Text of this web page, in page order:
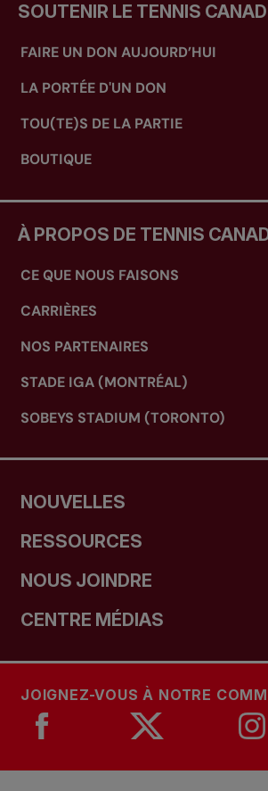
SOUTENIR LE TENNIS
FAIRE UN DON AUJOURD’HUI
LA PORTÉE D'UN DON
TOU(TE)S DE LA PARTIE
BOUTIQUE
À PROPOS DE TENNIS
CE QUE NOUS FAISONS
CARRIÈRES
NOS PARTENAIRES
STADE IGA (MONTRÉAL)
SOBEYS STADIUM (TORONTO)
NOUVELLES
RESSOURCES
NOUS JOINDRE
CENTRE MÉDIAS
JOIGNEZ-VOUS À NOTRE